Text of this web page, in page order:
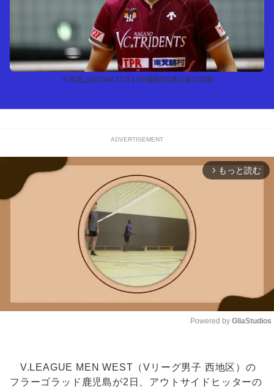
※写真は2024年12月12日撮影[写真]=坂口功将
ADVERTISEMENT
arrow_forward_ios もっと読む
Powered by GliaStudios
V.LEAGUE MEN WEST（Vリーグ男子 西地区）の
フラーゴラッド鹿児島が2日、アウトサイドヒッターの